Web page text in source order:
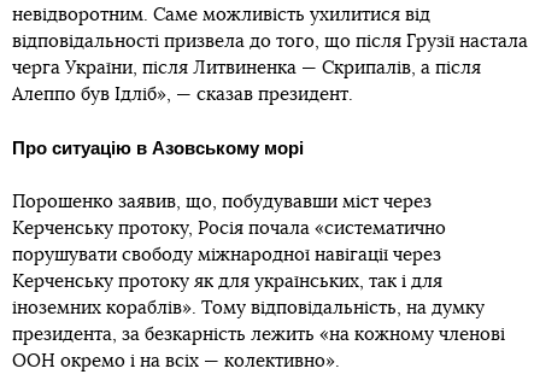
невідворотним. Саме можливість ухилитися від
відповідальності призвела до того, що після Грузії настала
черга України, після Литвиненка — Скрипалів, а після
Алеппо був Ідліб», — сказав президент.
Про ситуацію в Азовському морі
Порошенко заявив, що, побудувавши міст через
Керченську протоку, Росія почала «систематично
порушувати свободу міжнародної навігації через
Керченську протоку як для українських, так і для
іноземних кораблів». Тому відповідальність, на думку
президента, за безкарність лежить «на кожному членові
ООН окремо і на всіх — колективно».